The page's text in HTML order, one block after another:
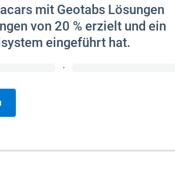
mit Geotabs Lösungen
von 20 % erzielt und ein
eingeführt hat.
·